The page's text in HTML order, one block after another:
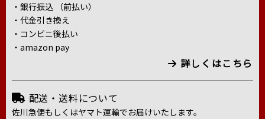
・銀行振込 （前払い）
・代金引き換え
・コンビニ後払い
・amazon pay
詳しくはこちら
配送・送料について
佐川急便もしくはヤマト運輸でお届けいたします。